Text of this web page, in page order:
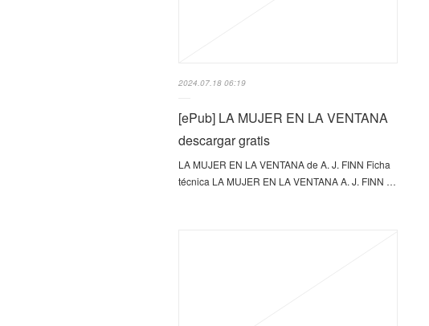
2024.07.18 06:19
[ePub] LA MUJER EN LA VENTANA
descargar gratis
LA MUJER EN LA VENTANA de A. J. FINN Ficha
técnica LA MUJER EN LA VENTANA A. J. FINN …